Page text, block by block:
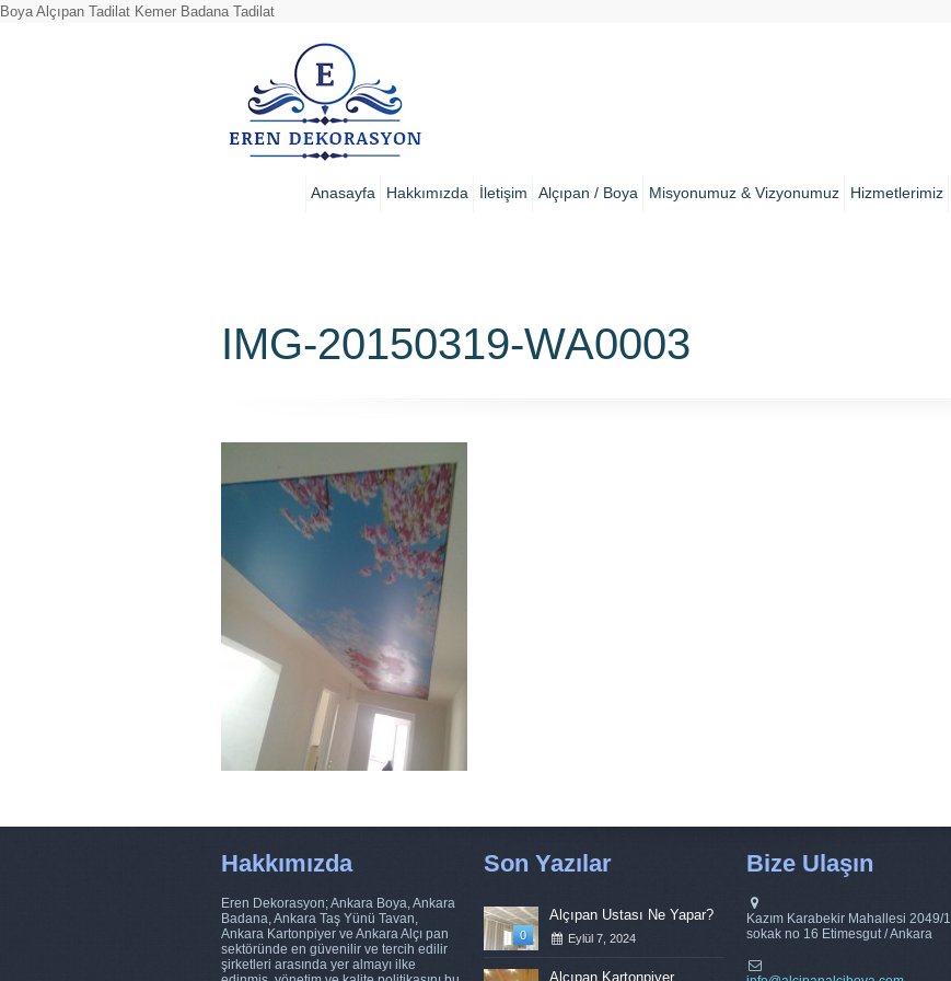
Boya Alçıpan Tadilat Kemer Badana Tadilat
Anasayfa Hakkımızda İletişim Alçıpan / Boya Misyonumuz & Vizyonumuz Hizmetlerimiz
IMG-20150319-WA0003
Hakkımızda
Eren Dekorasyon; Ankara Boya, Ankara
Badana, Ankara Taş Yünü Tavan,
Ankara Kartonpiyer ve Ankara Alçı pan
sektöründe en güvenilir ve tercih edilir
şirketleri arasında yer almayı ilke
Son Yazılar
0
Alçıpan Ustası Ne Yapar?
Eylül 7, 2024
Alçıpan Kartonpiyer
Bize Ulaşın
Kazım Karabekir Mahallesi 2049/1
sokak no 16 Etimesgut / Ankara